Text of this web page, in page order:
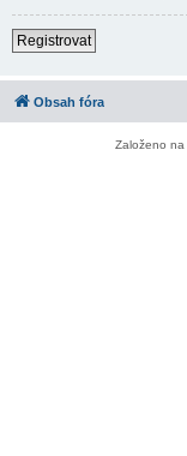
Registrovat
Obsah fóra
Založeno na